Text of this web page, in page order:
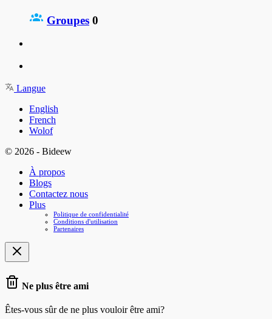
Groupes 0
Langue
English
French
Wolof
© 2026 - Bideew
À propos
Blogs
Contactez nous
Plus
Politique de confidentialité
Conditions d'utilisation
Partenaires
Ne plus être ami
Êtes-vous sûr de ne plus vouloir être ami?